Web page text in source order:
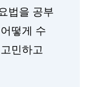
법을 공부
떻게 수
민하고